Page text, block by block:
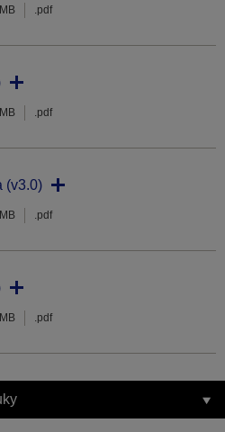
.pdf
.pdf
(v3.0)
.pdf
.pdf